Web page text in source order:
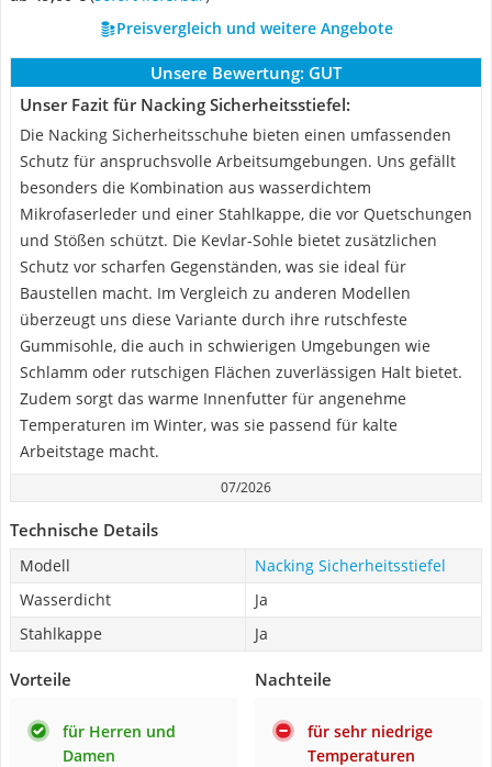
Preisvergleich und weitere Angebote
Unsere Bewertung: GUT
Unser Fazit für Nacking Sicherheitsstiefel:
Die Nacking Sicherheitsschuhe bieten einen umfassenden
Schutz für anspruchsvolle Arbeitsumgebungen. Uns gefällt
besonders die Kombination aus wasserdichtem
Mikrofaserleder und einer Stahlkappe, die vor Quetschungen
und Stößen schützt. Die Kevlar-Sohle bietet zusätzlichen
Schutz vor scharfen Gegenständen, was sie ideal für
Baustellen macht. Im Vergleich zu anderen Modellen
überzeugt uns diese Variante durch ihre rutschfeste
Gummisohle, die auch in schwierigen Umgebungen wie
Schlamm oder rutschigen Flächen zuverlässigen Halt bietet.
Zudem sorgt das warme Innenfutter für angenehme
Temperaturen im Winter, was sie passend für kalte
Arbeitstage macht.
07/2026
Technische Details
Modell
Nacking Sicherheitsstiefel
Wasserdicht
Ja
Stahlkappe
Ja
Vorteile
für Herren und
Damen
Nachteile
für sehr niedrige
Temperaturen